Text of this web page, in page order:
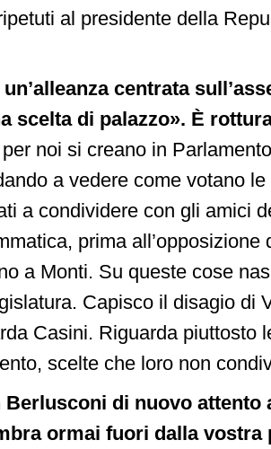
al presidente della
centrata
scelta di palazzo». È
noi si creano in
a vedere come votano
a condividere con gli amici
prima all’opposizione
a Monti. Su queste cose
Capisco il disagio di
Casini. Riguarda piuttosto
scelte che loro non
Berlusconi di nuovo attento
ormai fuori dalla vostra